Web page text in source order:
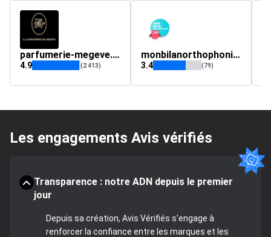
parfumerie-megeve.com
4.9 (2 413)
monbilanorthophonique.com
3.4 (79)
Les engagements Avis vérifiés
Transparence : notre ADN depuis le premier
jour
Depuis sa création, Avis Vérifiés s'engage à
renforcer la confiance entre les marques et les